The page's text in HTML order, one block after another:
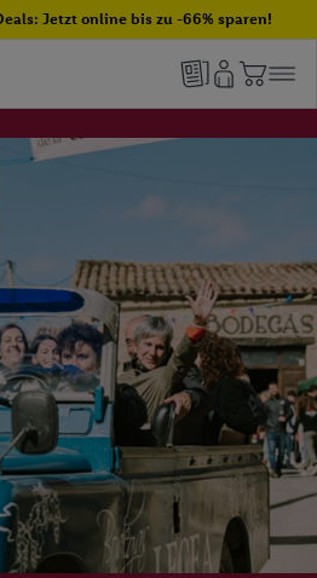
Jetzt online bis zu -66% sparen!